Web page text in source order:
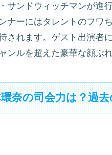
サンドウィッチマンが進
ナーにはタレントのフワ
されます。ゲスト出演者
ンルを超えた豪華な顔ぶ
奈の司会力は？過